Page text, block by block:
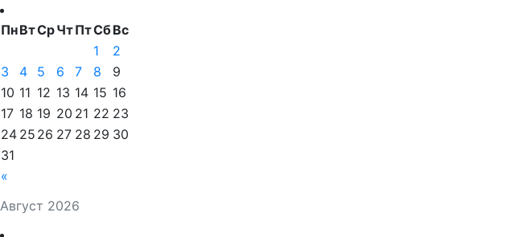
Август 2026
ПнВтСрЧтПтСбВс
«
1
2
3
4 5 6 7 8
9
10 11 12 13 14 15 16
17 18 19 20 21 22 23
24 25 26 27 28 29 30
31